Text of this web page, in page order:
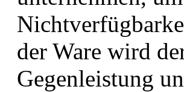
der Ware wird
Gegenleistung